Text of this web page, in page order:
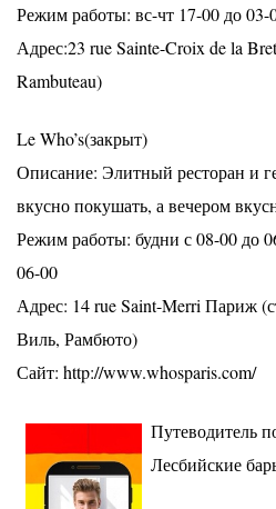
Режим работы: вс-чт 17-00 до 03-
Адрес:23 rue Sainte-Croix de la
Rambuteau)
Le Who’s(закрыт)
Описание: Элитный ресторан и
вкусно покушать, а вечером
Режим работы: будни с 08-00 до
06-00
Адрес: 14 rue Saint-Merri Париж
Виль, Рамбюто)
Сайт: http://www.whosparis.com/
Путеводитель
Лесбийские